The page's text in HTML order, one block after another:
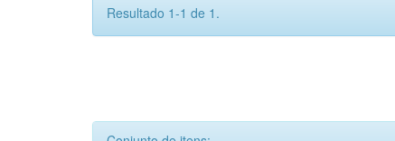
Resultado 1-1 de 1.